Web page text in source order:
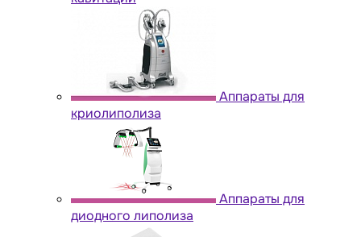
Аппараты для
криолиполиза
Аппараты для
диодного липолиза